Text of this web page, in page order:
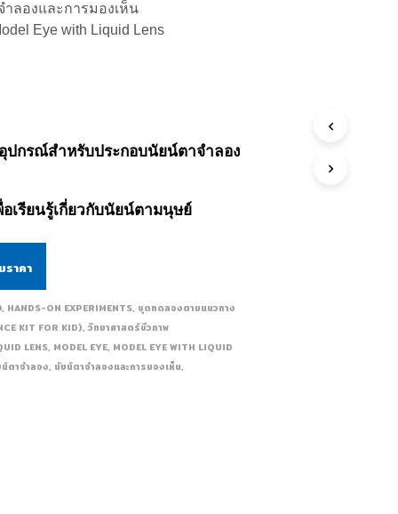
ำลองและการมองเห็น
Eye with Liquid Lens
ปกรณ์สำหรับประกอบนัยน์ตาจำลอง
อเรียนรู้เกี่ยวกับนัยน์ตามนุษย์
ราคา
, HANDS-ON EXPERIMENTS, ชุดทดลองตามแนวทาง
KIT FOR KID),วิทยาศาสตร์ชีวภาพ
LENS, MODEL EYE, MODEL EYE WITH LIQUID
ตาจำลอง, นัยน์ตาจำลองและการมองเห็น,